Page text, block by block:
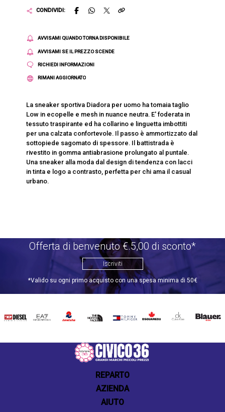
CONDIVIDI:
AVVISAMI QUANDO TORNA DISPONIBILE
AVVISAMI SE IL PREZZO SCENDE
RICHIEDI INFORMAZIONI
RIMANI AGGIORNATO
La sneaker sportiva Diadora per uomo ha tomaia taglio
Low in ecopelle e mesh in nuance neutra. E' foderata in
tessuto traspirante ed ha collarino e linguetta imbottiti
per una calzata confortevole. Il passo è ammortizzato dal
sottopiede sagomato di spessore. Il battistrada è
rivestito in gomma antiabrasione prolungato al puntale.
Una sneaker alla moda dal design di tendenza con lacci
in tinta e logo a contrasto, perfetta per chi ama il casual
urbano.
Offerta di benvenuto €.5,00 di sconto*
Iscriviti
*Valido su ogni primo acquisto con una spesa minima di 50€
DIESEL EA7 INVICTATHE
TOMMY
DSQUARED2
CALVIN BLAUER
REPARTO
AZIENDA
AIUTO